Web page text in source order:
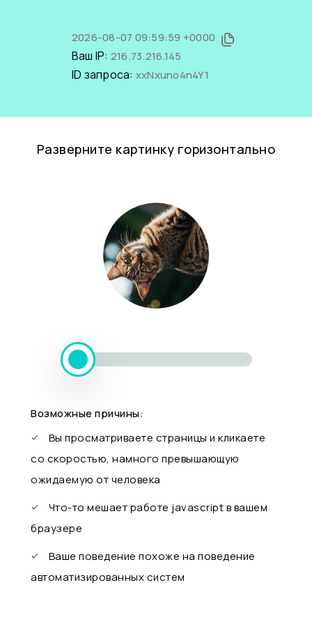
2026-08-07 09:59:59 +0000
Ваш IP: 216.73.216.145
ID запроса: xxNxuno4n4Y1
Разверните картинку горизонтально
Возможные причины:
Вы просматриваете страницы и кликаете
со скоростью, намного превышающую
ожидаемую от человека
Что-то мешает работе javascript в вашем
браузере
Ваше поведение похоже на поведение
автоматизированных систем